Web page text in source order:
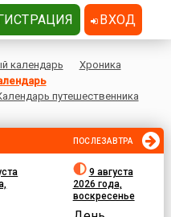
календарь
Хроника
путешественника
ПОСЛЕЗАВТРА
9 августа
2026 года,
воскресенье
ВХОД